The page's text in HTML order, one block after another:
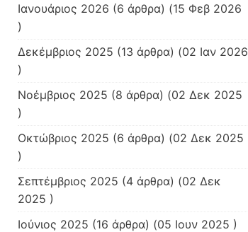
Ιανουάριος 2026 (6 άρθρα) (15 Φεβ 2026
)
Δεκέμβριος 2025 (13 άρθρα) (02 Ιαν 2026
)
Νοέμβριος 2025 (8 άρθρα) (02 Δεκ 2025
)
Οκτώβριος 2025 (6 άρθρα) (02 Δεκ 2025
)
Σεπτέμβριος 2025 (4 άρθρα) (02 Δεκ
2025 )
Ιούνιος 2025 (16 άρθρα) (05 Ιουν 2025 )